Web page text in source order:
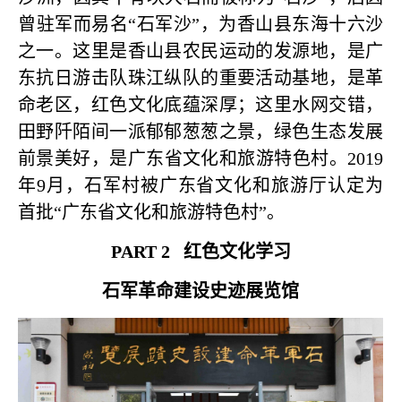
曾驻军而易名“石军沙”，为香山县东海十六沙
之一。这里是香山县农民运动的发源地，是广
东抗日游击队珠江纵队的重要活动基地，是革
命老区，红色文化底蕴深厚；这里水网交错，
田野阡陌间一派郁郁葱葱之景，绿色生态发展
前景美好，是广东省文化和旅游特色村。2019
年9月，石军村被广东省文化和旅游厅认定为
首批“广东省文化和旅游特色村”。
PART 2 红色文化学习
石军革命建设史迹展览馆